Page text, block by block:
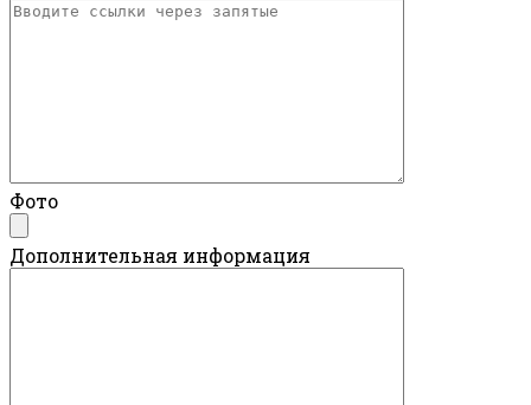
Фото
Дополнительная информация